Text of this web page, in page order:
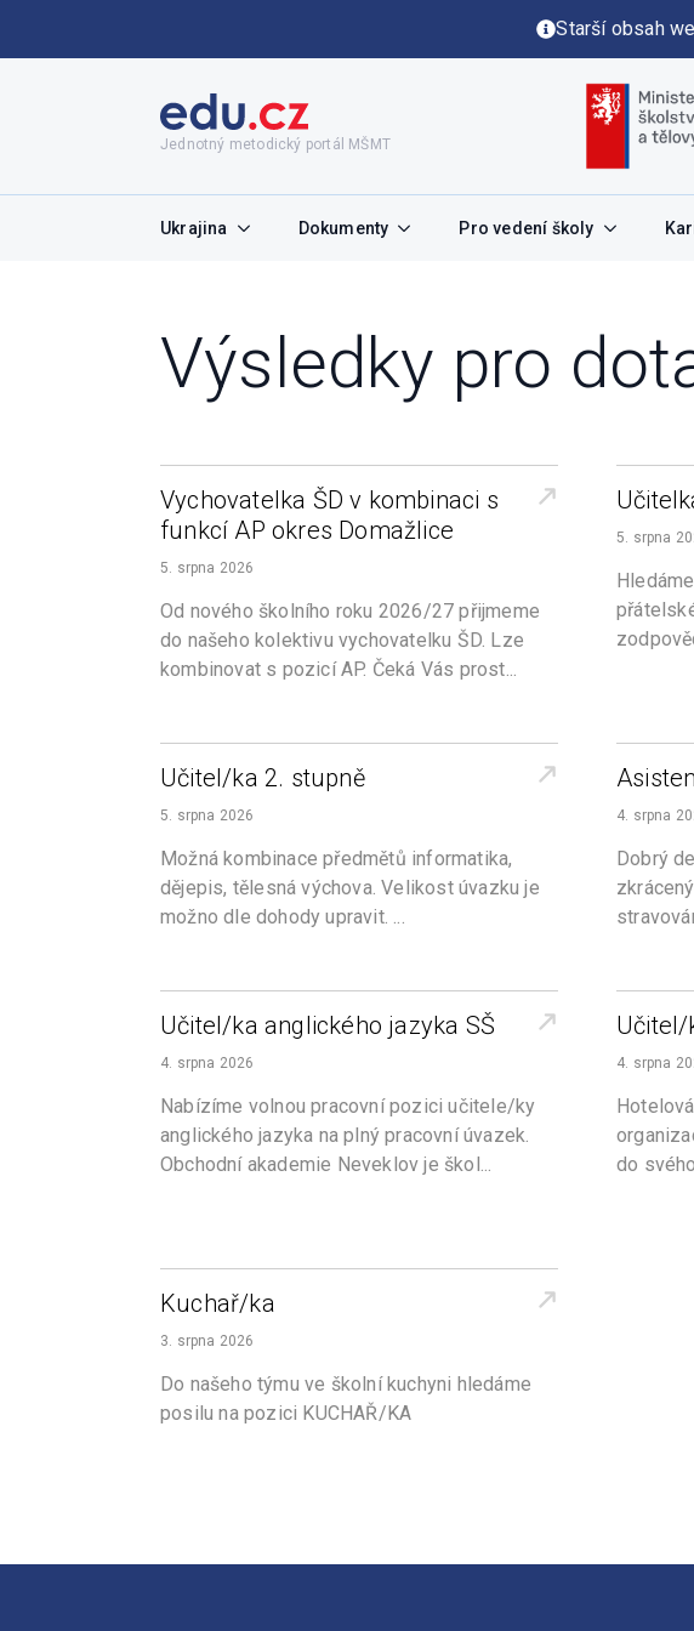
Starší obsah
Jednotný metodický portál MŠMT
Ukrajina Dokumenty Pro vedení školy
Výsledky pro
Vychovatelka ŠD v kombinaci s
funkcí AP okres Domažlice
5. srpna 2026
Od nového školního roku 2026/27 přijmeme
do našeho kolektivu vychovatelku ŠD. Lze
kombinovat s pozicí AP. Čeká Vás prost...
5. srpna
Učitel/ka 2. stupně
5. srpna 2026
Možná kombinace předmětů informatika,
dějepis, tělesná výchova. Velikost úvazku je
možno dle dohody upravit. ...
4. srpna
Dobrý
Učitel/ka anglického jazyka SŠ
4. srpna 2026
Nabízíme volnou pracovní pozici učitele/ky
anglického jazyka na plný pracovní úvazek.
Obchodní akademie Neveklov je škol...
Učitel/
4. srpna
do
Kuchař/ka
3. srpna 2026
Do našeho týmu ve školní kuchyni hledáme
posilu na pozici KUCHAŘ/KA